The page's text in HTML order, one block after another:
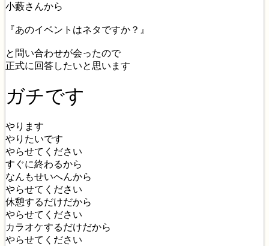
小藪さんから
『あのイベントはネタですか？』
と問い合わせが会ったので
正式に回答したいと思います
ガチです
やります
やりたいです
やらせてください
すぐに終わるから
なんもせいへんから
やらせてください
休憩するだけだから
やらせてください
カラオケするだけだから
やらせてください